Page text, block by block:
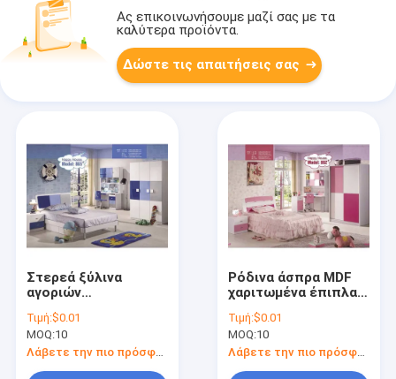
Ας επικοινωνήσουμε μαζί σας με τα
καλύτερα προϊόντα.
Δώστε τις απαιτήσεις σας
Στερεά ξύλινα
αγοριών
σύνολα κρεβατιών
παιδιών επίπλων
ενιαία 1.28m Cabrini
Τιμή:$0.01
MOQ:10
Λάβετε την πιο πρόσφατη τιμή
Ρόδινα άσπρα MDF
χαριτωμένα έπιπλα
κρεβατοκάμαρων
παιδιών
Τιμή:$0.01
MOQ:10